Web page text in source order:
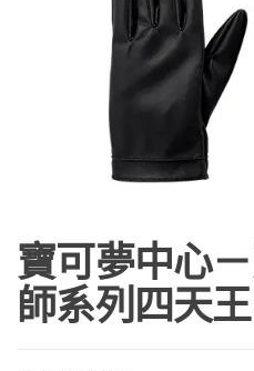
寶可夢中心
師系列四天